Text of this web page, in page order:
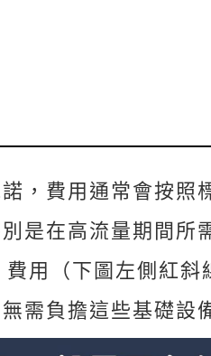
， 費用通常會按照
是在高流量期間所
用（下圖左側紅
需負擔這些基礎設